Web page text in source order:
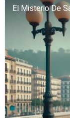
El Misterio De